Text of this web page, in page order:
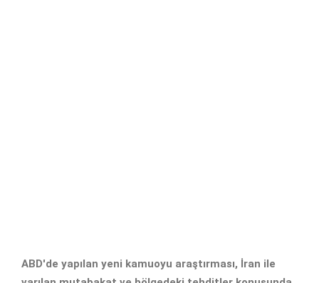
ABD'de yapılan yeni kamuoyu araştırması, İran ile